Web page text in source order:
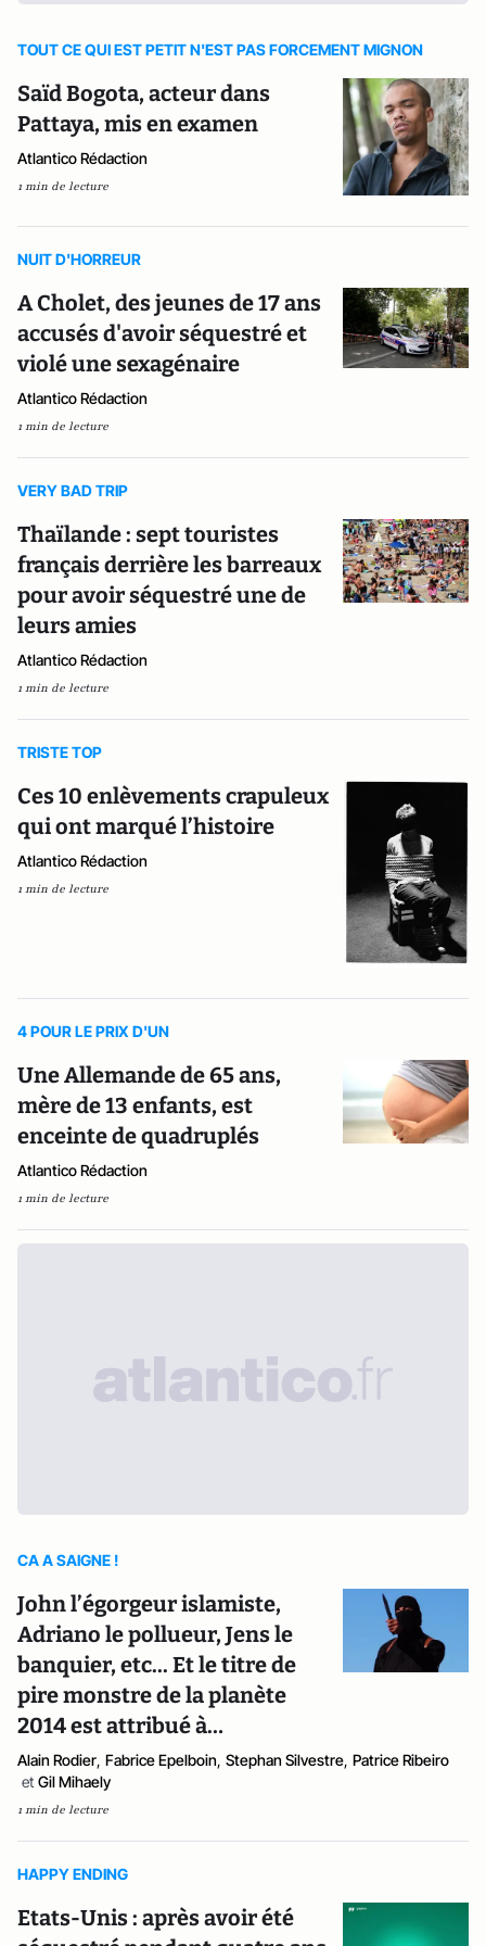
TOUT CE QUI EST PETIT N'EST PAS FORCEMENT MIGNON
Saïd Bogota, acteur dans
Pattaya, mis en examen
Atlantico Rédaction
1 min de lecture
NUIT D'HORREUR
A Cholet, des jeunes de 17 ans
accusés d'avoir séquestré et
violé une sexagénaire
Atlantico Rédaction
1 min de lecture
VERY BAD TRIP
Thaïlande : sept touristes
français derrière les barreaux
pour avoir séquestré une de
leurs amies
Atlantico Rédaction
1 min de lecture
TRISTE TOP
Ces 10 enlèvements crapuleux
qui ont marqué l’histoire
Atlantico Rédaction
1 min de lecture
4 POUR LE PRIX D'UN
Une Allemande de 65 ans,
mère de 13 enfants, est
enceinte de quadruplés
Atlantico Rédaction
1 min de lecture
CA A SAIGNE !
John l’égorgeur islamiste,
Adriano le pollueur, Jens le
banquier, etc... Et le titre de
pire monstre de la planète
2014 est attribué à…
Alain Rodier, Fabrice Epelboin, Stephan Silvestre, Patrice Ribeiro
et Gil Mihaely
1 min de lecture
HAPPY ENDING
Etats-Unis : après avoir été